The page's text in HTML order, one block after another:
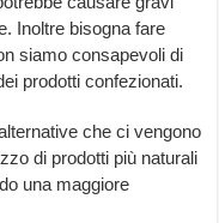
Inoltre bisogna fare
siamo consapevoli di
prodotti confezionati.
che ci vengono
di prodotti più naturali
una maggiore